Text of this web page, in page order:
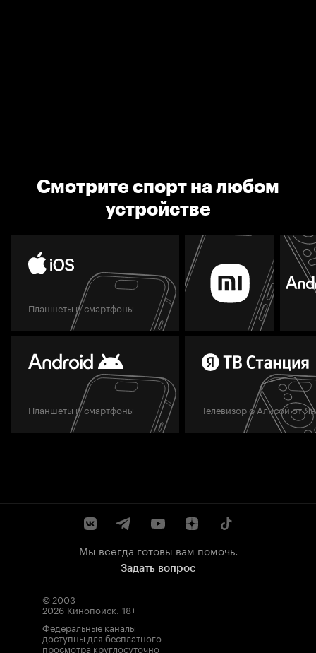
Смотрите спорт на любом
устройстве
Планшеты и смартфоны
Планшеты и смартфоны Телевизор с Алисой от
Мы всегда готовы вам помочь.
Задать вопрос
© 2003–
2026 Кинопоиск. 18+
Федеральные каналы
доступны для бесплатного
просмотра круглосуточно